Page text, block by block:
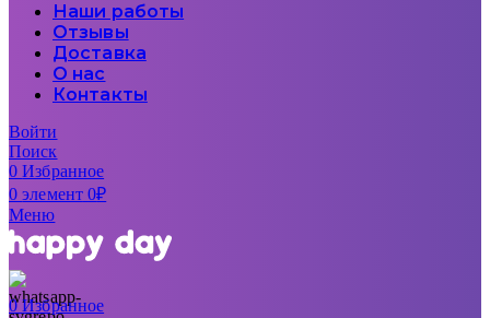
Наши работы
Отзывы
Доставка
О нас
Контакты
Войти
Поиск
0Избранное
0элемент 0₽
Меню
0Избранное